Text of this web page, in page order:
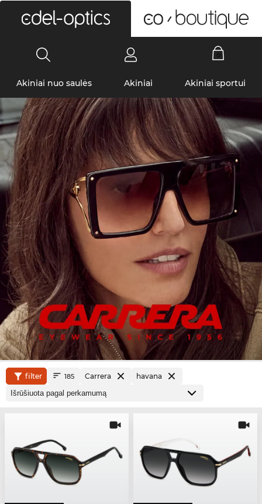
Akiniai nuo saulės Akiniai Akiniai sportui
filter 185 Carrera havana